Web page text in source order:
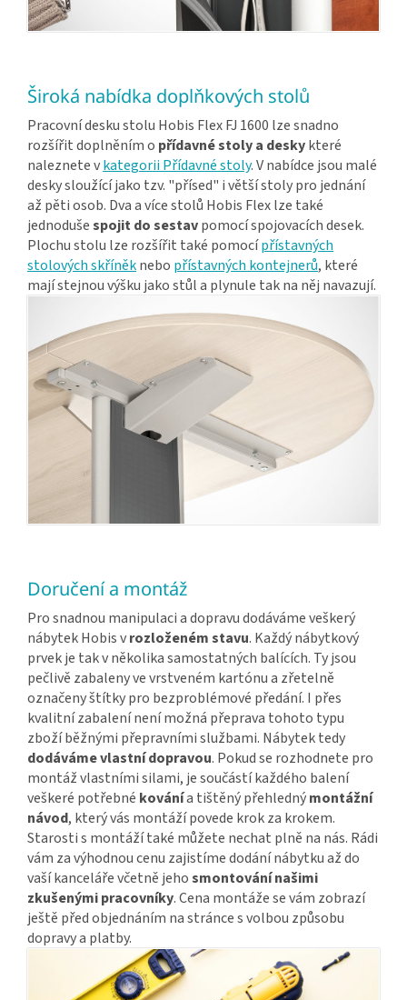
Široká nabídka doplňkových stolů
Pracovní desku stolu Hobis Flex FJ 1600 lze snadno
rozšířit doplněním o přídavné stoly a deskykteré
naleznete vkategorii Přídavné stoly. V nabídce jsou malé
desky sloužící jako tzv. "přísed" i větší stoly pro jednání
až pěti osob. Dva a více stolů Hobis Flex lze také
jednodušespojit do sestavpomocí spojovacích desek.
Plochu stolu lze rozšířit také pomocípřístavných
stolových skříněknebo přístavných kontejnerů, které
mají stejnou výšku jako stůl a plynule tak na něj navazují.
Doručení a montáž
Pro snadnou manipulaci a dopravu dodáváme veškerý
nábytek Hobis vrozloženém stavu. Každý nábytkový
prvek je tak v několika samostatných balících. Ty jsou
pečlivě zabaleny ve vrstveném kartónu a zřetelně
označeny štítky pro bezproblémové předání. I přes
kvalitní zabalení není možná přeprava tohoto typu
zboží běžnými přepravními službami. Nábytek tedy
dodáváme vlastní dopravou. Pokud se rozhodnete pro
montáž vlastními silami, je součástí každého balení
veškeré potřebné kovánía tištěný přehlednýmontážní
návod, který vás montáží povede krok za krokem.
Starosti s montáží také můžete nechat plně na nás. Rádi
vám za výhodnou cenu zajistíme dodání nábytku až do
vaší kanceláře včetně jehosmontování našimi
zkušenými pracovníky. Cena montáže se vám zobrazí
ještě před objednáním na stránce s volbou způsobu
dopravy a platby.